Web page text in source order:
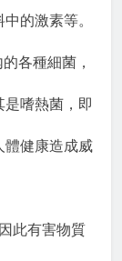
的激素等。
各種細菌，
嗜熱菌，即
體健康造成威
此有害物質